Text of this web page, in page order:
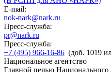
E-mail:
nok-nark@nark.ru
Пресс-служба:
pr@nark.ru
Пресс-служба:
+7 (495) 966-16-86 (доб. 1019
Национальное агентство
Главной целью Национального